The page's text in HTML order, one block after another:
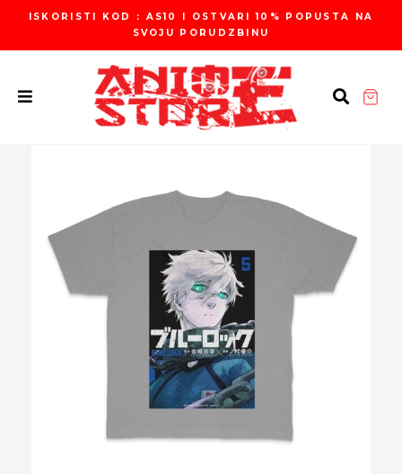
садржај
ISKORISTI KOD : AS10 I OSTVARI 10% POPUSTA NA
SVOJU PORUDZBINU